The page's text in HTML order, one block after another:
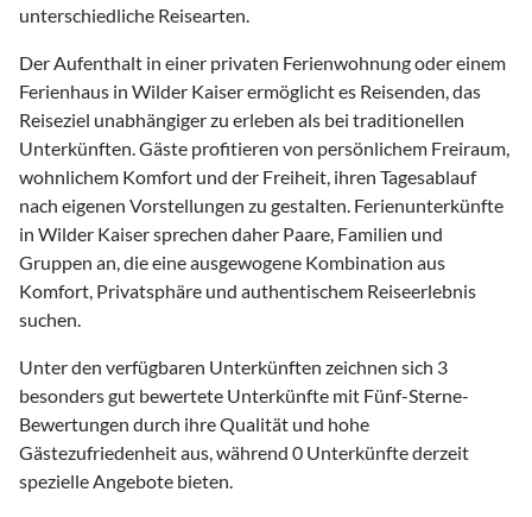
unterschiedliche Reisearten.
Der Aufenthalt in einer privaten Ferienwohnung oder einem
Ferienhaus in Wilder Kaiser ermöglicht es Reisenden, das
Reiseziel unabhängiger zu erleben als bei traditionellen
Unterkünften. Gäste profitieren von persönlichem Freiraum,
wohnlichem Komfort und der Freiheit, ihren Tagesablauf
nach eigenen Vorstellungen zu gestalten. Ferienunterkünfte
in Wilder Kaiser sprechen daher Paare, Familien und
Gruppen an, die eine ausgewogene Kombination aus
Komfort, Privatsphäre und authentischem Reiseerlebnis
suchen.
Unter den verfügbaren Unterkünften zeichnen sich 3
besonders gut bewertete Unterkünfte mit Fünf-Sterne-
Bewertungen durch ihre Qualität und hohe
Gästezufriedenheit aus, während 0 Unterkünfte derzeit
spezielle Angebote bieten.